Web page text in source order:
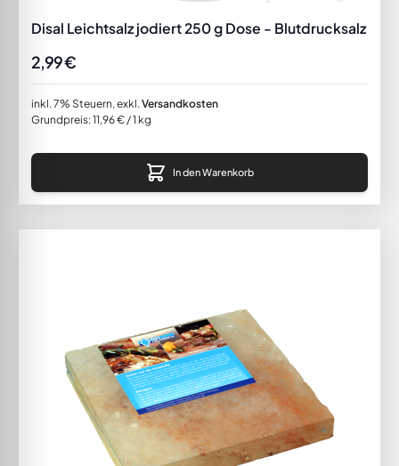
Disal Leichtsalz jodiert 250 g Dose - Blutdrucksalz
2,99 €
inkl. 7% Steuern,exkl.Versandkosten
Grundpreis:11,96 €/ 1 kg
In den Warenkorb